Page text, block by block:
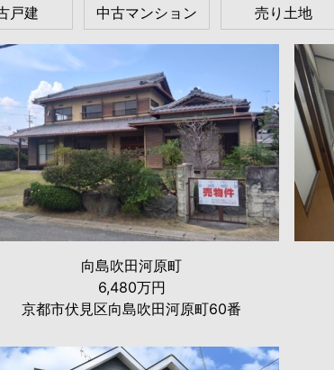
戸建 中古マンション 売り土地
向島吹田河原町
6,480万円
京都市伏見区向島吹田河原町60番